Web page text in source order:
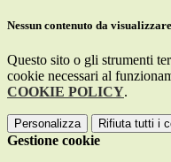
Nessun contenuto da visualizzare
Questo sito o gli strumenti
cookie necessari al
COOKIE POLICY.
Personalizza Rifiuta tutti i
Gestione cookie